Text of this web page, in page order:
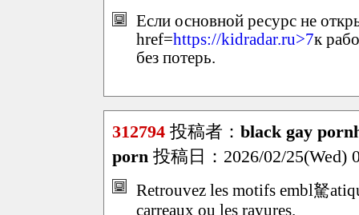
Если основной ресурс не
href=https://kidradar.ru>7к
без потерь.
312794 投稿者： black gay
porn 投稿日：2026/02/25(Wed)
Retrouvez les motifs embl駑
carreaux ou les rayures.